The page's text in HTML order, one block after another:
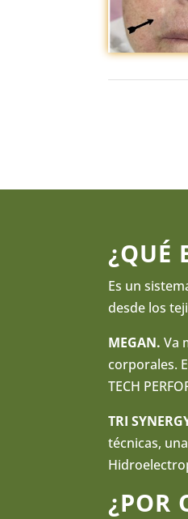
¿QUÉ
Es un
desde los
MEGAN. Va
corporales.
TECH
TRI
técnicas,
¿POR